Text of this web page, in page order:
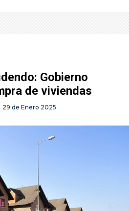
Gobierno
de viviendas
29 de Enero 2025